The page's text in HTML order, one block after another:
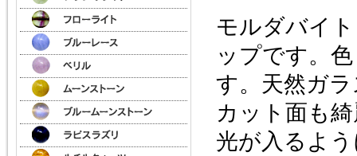
モルダバイ
ップです。
す。天然ガ
カット面も
光が入るよ